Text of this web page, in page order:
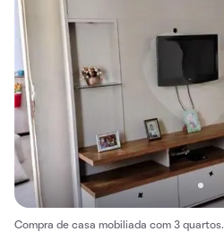
Compra de casa mobiliada com 3 quartos.